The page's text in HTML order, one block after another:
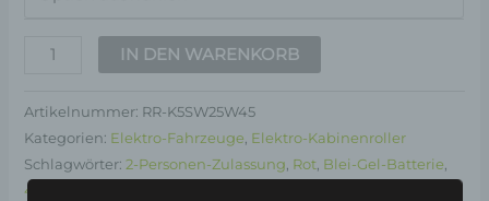
IN DEN WARENKORB
Artikelnummer: RR-K5SW25W45
Kategorien: Elektro-Fahrzeuge Elektro-Kabinenroller
Schlagwörter:2-Personen-Zulassung Rot Blei-Gel-Batterie
4-Rad